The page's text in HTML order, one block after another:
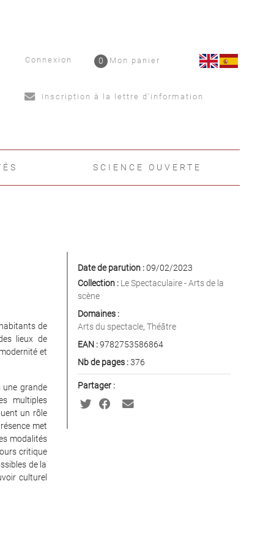
Connexion Mon panier
0
Inscription à la lettre d'information
SCIENCE OUVERTE
de
lieux de
et
une grande
multiples
un rôle
met
modalités
critique
de la
culturel
Date de parution :09/02/2023
Collection : Le Spectaculaire - Arts de la
scène
Domaines :
Arts du spectacle, Théâtre
EAN :9782753586864
Nb de pages :376
Partager :